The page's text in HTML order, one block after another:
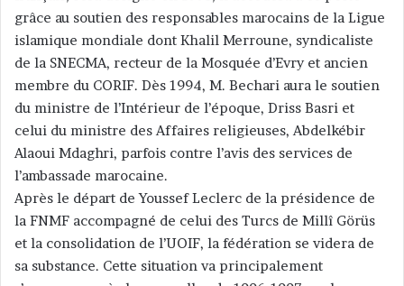
grâce au soutien des responsables marocains de la Ligue
islamique mondiale dont Khalil Merroune, syndicaliste
de la SNECMA, recteur de la Mosquée d’Evry et ancien
membre du CORIF. Dès 1994, M. Bechari aura le soutien
du ministre de l’Intérieur de l’époque, Driss Basri et
celui du ministre des Affaires religieuses, Abdelkébir
Alaoui Mdaghri, parfois contre l’avis des services de
l’ambassade marocaine.
Après le départ de Youssef Leclerc de la présidence de
la FNMF accompagné de celui des Turcs de Millî Görüs
et la consolidation de l’UOIF, la fédération se videra de
sa substance. Cette situation va principalement